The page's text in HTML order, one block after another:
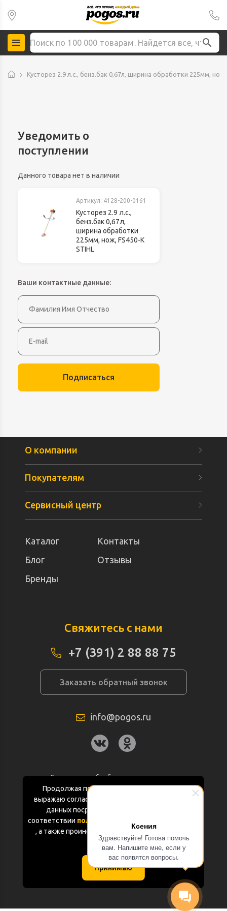
Ксения
Здравствуйте! Готова помочь
вам. Напишите мне, если у
вас появятся вопросы.
Кусторез 2.9 л.с., бенз.бак 0,67л, ширина обработки 225мм, нож,
Уведомить о
поступлении
Данного товара нет в наличии
Артикул: 4128-200-0161
Кусторез 2.9 л.с.,
бенз.бак 0,67л,
ширина обработки
225мм, нож, FS450-K
STIHL
Ваши контактные данные:
Подписаться
Продолжая пользоваться данным сайтом
выражаю согласие на обработку персональных
данных посредством Яндекс.Метрика в
соответствии политикой конфиденциальности
, а также проинформирован об использовании
Cookie-файлов
Принимаю
О компании
Покупателям
Сервисный центр
Каталог
Контакты
Блог
Отзывы
Бренды
Свяжитесь с нами
+7 (391) 2 88 88 75
Заказать обратный звонок
info@pogos.ru
Согласие на обработку персональных
данных
Политика конфиденциальности
Документация
Карта сайта
(с) «POGOS.ru» 2010-2026 (ИП Чивчян М.Р.)